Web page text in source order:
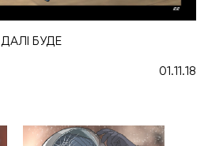
ДАЛІ БУДЕ
01.11.18